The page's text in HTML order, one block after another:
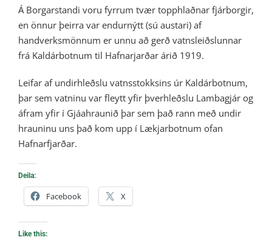
Á Borgarstandi voru fyrrum tvær topphlaðnar fjárborgir,
en önnur þeirra var endurnýtt (sú austari) af
handverksmönnum er unnu að gerð vatnsleiðslunnar
frá Kaldárbotnum til Hafnarjarðar árið 1919.
Leifar af undirhleðslu vatnsstokksins úr Kaldárbotnum,
þar sem vatninu var fleytt yfir þverhleðslu Lambagjár og
áfram yfir í Gjáahraunið þar sem það rann með undir
hrauninu uns það kom upp í Lækjarbotnum ofan
Hafnarfjarðar.
Deila:
Facebook X
Like this: